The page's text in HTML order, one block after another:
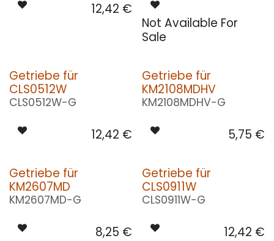
12,42 €
Not Available For
Sale
Getriebe für
CLS0512W
CLS0512W-G
12,42 €
Getriebe für
KM2108MDHV
KM2108MDHV-G
5,75 €
Getriebe für
KM2607MD
KM2607MD-G
8,25 €
Getriebe für
CLS0911W
CLS0911W-G
12,42 €